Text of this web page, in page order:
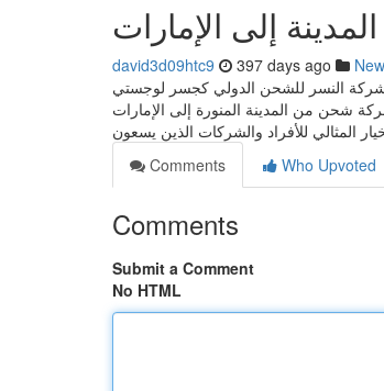
إلى الإمارات
david3d09htc9 397 days ago
شركة النسر للشحن الدولي كجسر لوجستي
???? بخبرة تمتد لأكثر من 27 عامًا ????، أصبحت شركة شحن من المدينة المنورة إلى الإمارات
Comments
Who Upvoted
Comments
Submit a Comment
No HTML